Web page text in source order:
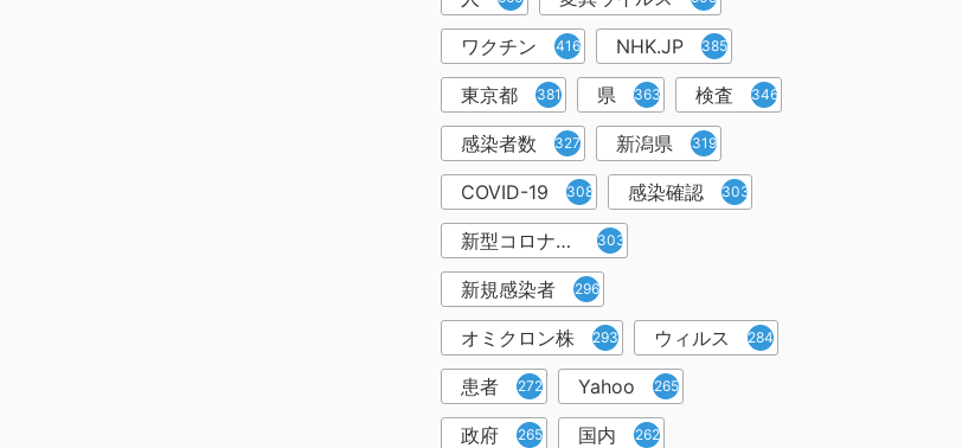
ワクチン 416 NHK.JP 385
東京都 381 県 363 検査 346
感染者数 327 新潟県 319
COVID-19 308 感染確認 303
新型コロナウィルス感染症 303
新規感染者 296
オミクロン株 293 ウィルス 284
患者 272 Yahoo 265
政府 265 国内 262